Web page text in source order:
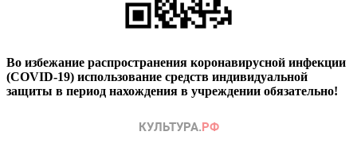
Во избежание распространения коронавирусной инфекции
(COVID-19) использование средств индивидуальной
защиты в период нахождения в учреждении обязательно!